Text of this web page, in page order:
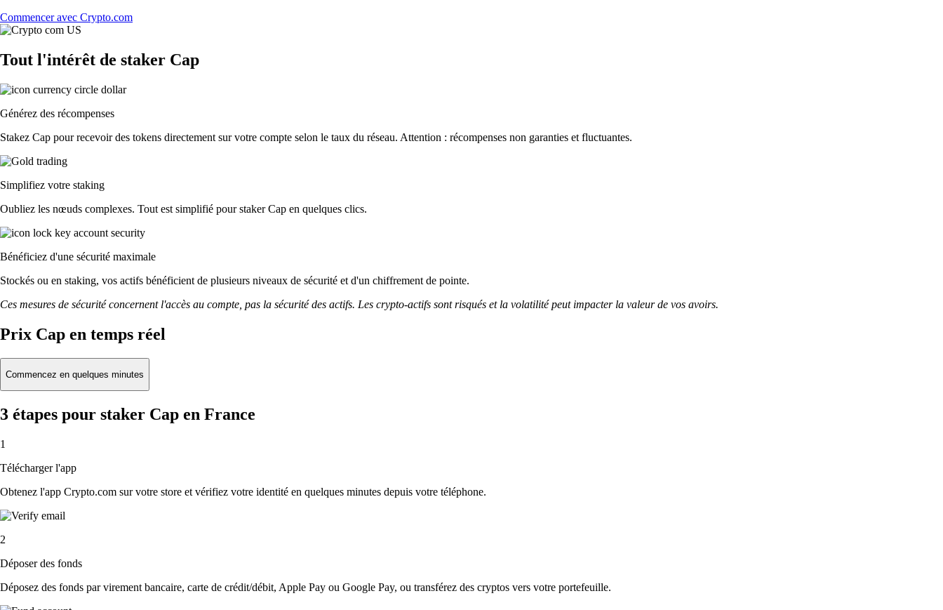
Commencer avec Crypto.com
Tout l'intérêt de staker Cap
Générez des récompenses
Stakez Cap pour recevoir des tokens directement sur votre compte selon le taux du réseau. Attention : récompenses non garanties et fluctuantes.
Simplifiez votre staking
Oubliez les nœuds complexes. Tout est simplifié pour staker Cap en quelques clics.
Bénéficiez d'une sécurité maximale
Stockés ou en staking, vos actifs bénéficient de plusieurs niveaux de sécurité et d'un chiffrement de pointe.
Ces mesures de sécurité concernent l'accès au compte, pas la sécurité des actifs. Les crypto-actifs sont risqués et la volatilité peut impacter la valeur de vos avoirs.
Prix Cap en temps réel
Commencez en quelques minutes
3 étapes pour staker Cap en France
1
Télécharger l'app
Obtenez l'app Crypto.com sur votre store et vérifiez votre identité en quelques minutes depuis votre téléphone.
2
Déposer des fonds
Déposez des fonds par virement bancaire, carte de crédit/débit, Apple Pay ou Google Pay, ou transférez des cryptos vers votre portefeuille.